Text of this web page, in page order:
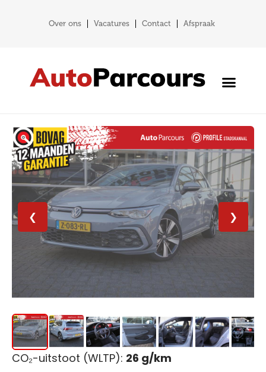
Over ons Vacatures Contact Afspraak
❮ ❯
CO₂-uitstoot (WLTP): 26 g/km